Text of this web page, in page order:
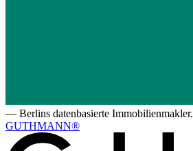
— Berlins datenbasierte Immobilienmakler.
GUTHMANN®